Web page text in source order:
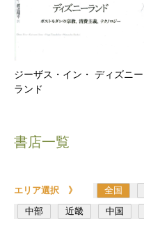
ジーザス・イン・ ディズニー
ランド
書店一覧
エリア選択 》 全国
中部
近畿 中国